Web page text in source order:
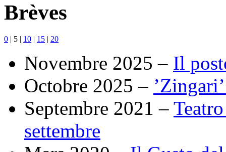
Brèves
0 | 5 | 10 | 15 | 20
Novembre 2025 – Il
Octobre 2025 –
Septembre 2021 –
settembre